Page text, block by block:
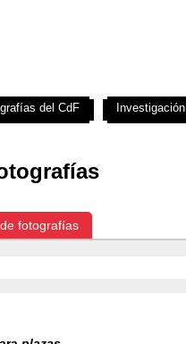
fotografías
del CdF Investigación